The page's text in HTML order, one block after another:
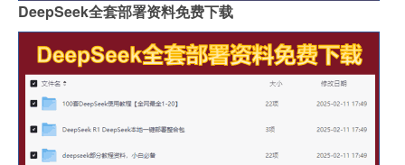
DeepSeek全套部署资料免费下载